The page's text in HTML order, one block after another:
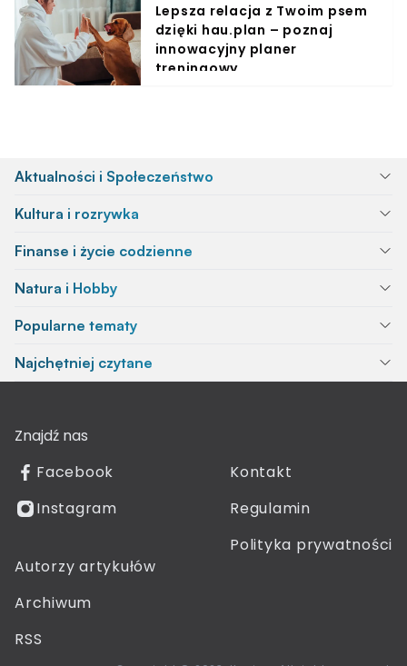
Lepsza relacja z Twoim psem
dzięki hau.plan – poznaj
innowacyjny planer
treningowy
Aktualności i Społeczeństwo
Kultura i rozrywka
Finanse i życie codzienne
Natura i Hobby
Popularne tematy
Najchętniej czytane
Znajdź nas
Facebook
Instagram
Kontakt
Regulamin
Polityka prywatności
Autorzy artykułów
Archiwum
RSS